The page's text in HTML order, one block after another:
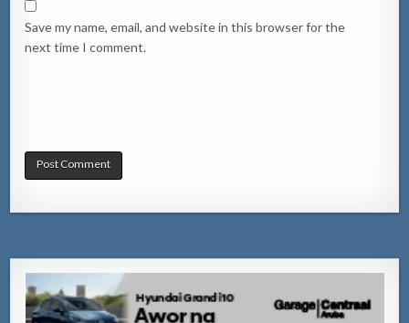
Save my name, email, and website in this browser for the
next time I comment.